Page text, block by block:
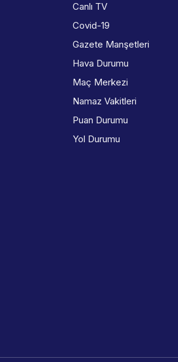
Canlı TV
Covid-19
Gazete Manşetleri
Hava Durumu
Maç Merkezi
Namaz Vakitleri
Puan Durumu
Yol Durumu